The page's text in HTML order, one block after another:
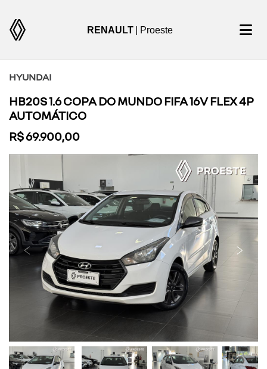
RENAULT | Proeste
HYUNDAI
HB20S 1.6 COPA DO MUNDO FIFA 16V FLEX 4P
AUTOMÁTICO
R$ 69.900,00
Previous Next